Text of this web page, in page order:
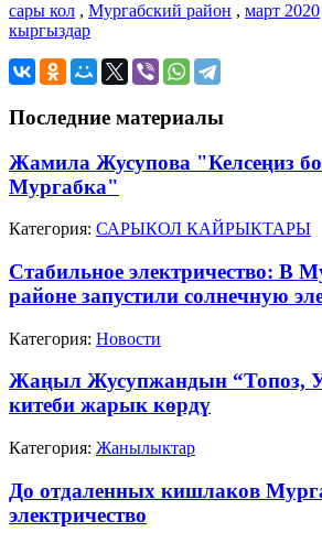
сары кол , Мургабский район , март 2020
кыргыздар
Последние материалы
Жамила Жусупова "Келсеңиз
Мургабка"
Категория: САРЫКОЛ КАЙРЫКТАРЫ
Стабильное электричество: В
районе запустили солнечную
Категория: Новости
Жаңыл Жусупжандын “Топоз,
китеби жарык көрдү
Категория: Жанылыктар
До отдаленных кишлаков
электричество